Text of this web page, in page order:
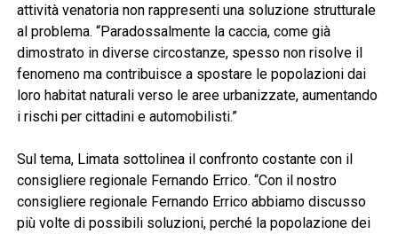
attività venatoria non rappresenti una soluzione strutturale
al problema. “Paradossalmente la caccia, come già
dimostrato in diverse circostanze, spesso non risolve il
fenomeno ma contribuisce a spostare le popolazioni dai
loro habitat naturali verso le aree urbanizzate, aumentando
i rischi per cittadini e automobilisti.”
Sul tema, Limata sottolinea il confronto costante con il
consigliere regionale Fernando Errico. “Con il nostro
consigliere regionale Fernando Errico abbiamo discusso
più volte di possibili soluzioni, perché la popolazione dei